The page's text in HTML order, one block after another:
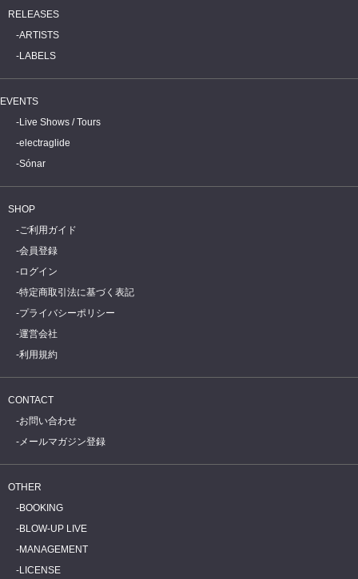
RELEASES
ARTISTS
LABELS
EVENTS
Live Shows / Tours
electraglide
Sónar
SHOP
ご利用ガイド
会員登録
ログイン
特定商取引法に基づく表記
プライバシーポリシー
運営会社
利用規約
CONTACT
お問い合わせ
メールマガジン登録
OTHER
BOOKING
BLOW-UP LIVE
MANAGEMENT
LICENSE